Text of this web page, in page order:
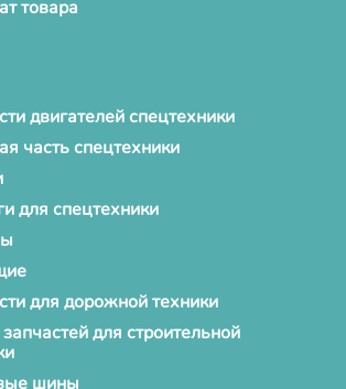
товара
двигателей спецтехники
часть спецтехники
для спецтехники
для дорожной техники
для строительной
шины